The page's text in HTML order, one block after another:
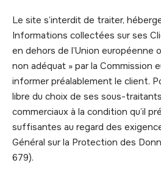
Le site s’interdit de traiter,
Informations collectées sur ses
en dehors de l’Union européenne
non adéquat » par la Commission
informer préalablement le client.
libre du choix de ses sous-
commerciaux à la condition qu’il
suffisantes au regard des
Général sur la Protection des
679).